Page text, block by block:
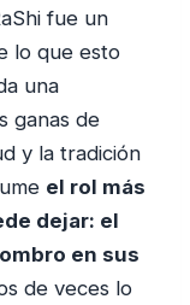
fue un
lo que esto
una
ganas de
y la tradición
el rol más
dejar: el
en sus
de veces lo